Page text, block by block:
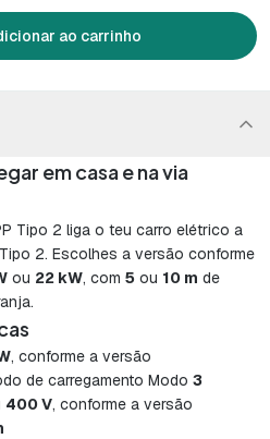
ao carrinho
em casa e na via
Tipo 2 liga o teu carro elétrico a
2. Escolhes a versão conforme
ou 22 kW, com 5 ou 10 m de
, conforme a versão
de carregamento Modo 3
400 V, conforme a versão